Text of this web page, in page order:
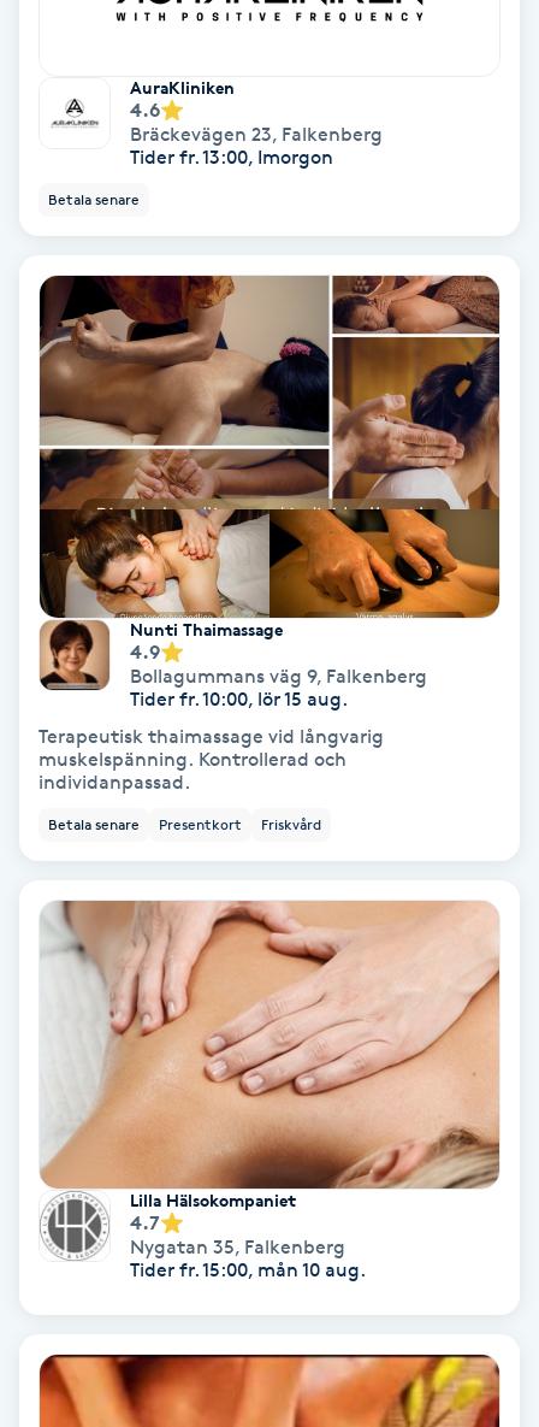
Föning
Gel naglar
Gellack
Gellack med förstärkning
Gravidmassage
Gravidyoga
Gruppträning
Gua Sha-massage
Hatha Yoga
Headspa
Healing
Herrklippning
Hollywood Peel
Hot Stone Massage
Hot yoga
Huduppstramning
AuraKliniken
4.6
Bräckevägen 23, Falkenberg
Tider fr. 13:00, Imorgon
Betala senare
Nunti Thaimassage
4.9
Bollagummans väg 9, Falkenberg
Tider fr. 10:00, lör 15 aug.
Terapeutisk thaimassage vid långvarig
muskelspänning. Kontrollerad och
individanpassad.
Betala senare Presentkort Friskvård
Lilla Hälsokompaniet
4.7
Nygatan 35, Falkenberg
Tider fr. 15:00, mån 10 aug.